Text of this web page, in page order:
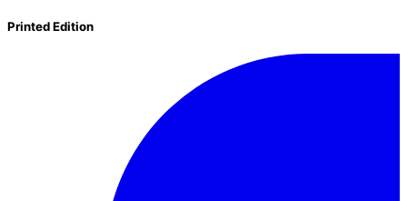
Printed Edition